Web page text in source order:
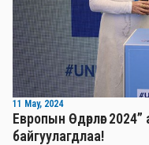
11 May, 2024
Европын Өдөрлөг
байгуулагдлаа!